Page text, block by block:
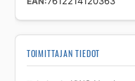
TOIMITTAJAN TIEDOT